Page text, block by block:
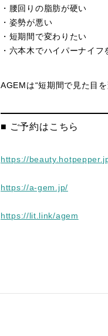
・腰回りの脂肪が硬い
・姿勢が悪い
・短期間で変わりたい
・六本木でハイパーナイフ
AGEMは“短期間で見た目
■ ご予約はこちら
https://
https://a-gem.jp/
https://lit.link/agem